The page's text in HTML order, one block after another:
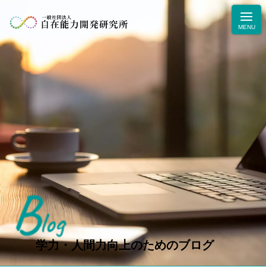
Blog
学力・人間力向上のためのブログ
ニュース
学力・人間力向上のためのブログ
生徒・保護者の声
お問合せ・お申込み